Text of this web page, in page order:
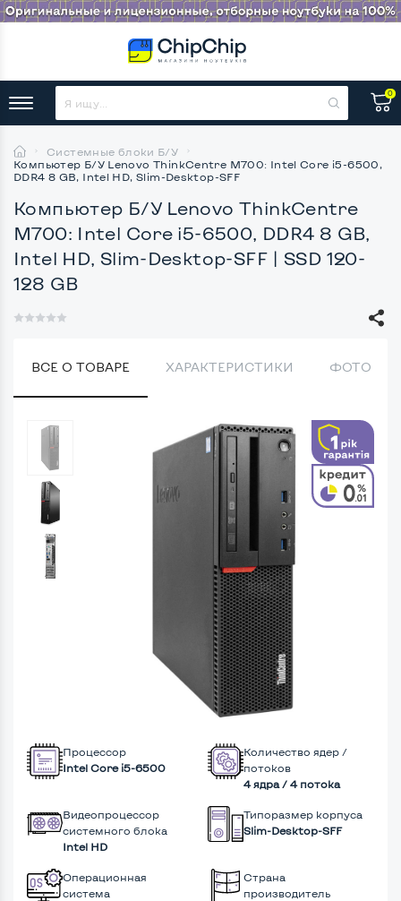
0
Системные блоки Б/У
Компьютер Б/У Lenovo ThinkCentre M700: Intel Core i5-6500,
DDR4 8 GB, Intel HD, Slim-Desktop-SFF
Компьютер Б/У Lenovo ThinkCentre
M700: Intel Core i5-6500, DDR4 8 GB,
Intel HD, Slim-Desktop-SFF | SSD 120-
128 GB
ВСЕ О ТОВАРЕ ХАРАКТЕРИСТИКИ ФОТО
Процессор
Intel Core i5-6500
Количество ядер /
потоков
4 ядра / 4 потока
Видеопроцессор
системного блока
Intel HD
Типоразмер корпуса
Slim-Desktop-SFF
Операционная
система
Страна
производитель